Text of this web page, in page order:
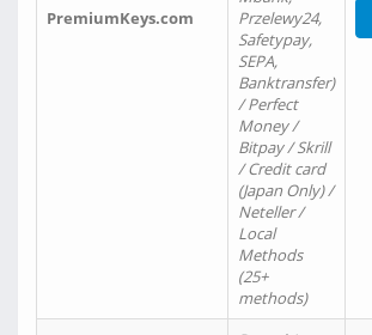
PremiumKeys.com
Przelewy24,
Safetypay,
SEPA,
Banktransfer)
/ Perfect
Money /
Bitpay / Skrill
/ Credit card
(Japan Only) /
Neteller /
Local
Methods
(25+
methods)